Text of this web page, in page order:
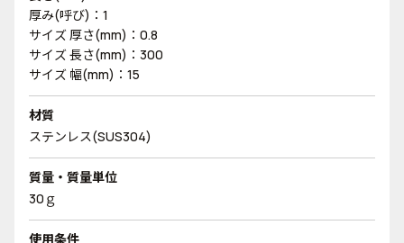
厚み(呼び)：1
サイズ 厚さ(mm)：0.8
サイズ 長さ(mm)：300
サイズ 幅(mm)：15
材質
ステンレス(SUS304)
質量・質量単位
30ｇ
使用条件